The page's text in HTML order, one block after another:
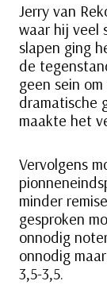
Jerry van
waar hij veel
slapen ging
de
geen sein
dramatische
maakte het
Vervolgens
minder
gesproken
onnodig
onnodig
3,5-3,5.